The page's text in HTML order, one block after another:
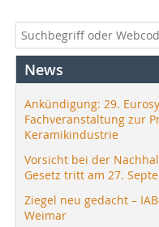
News
Ankündigung: 29.
Fachveranstaltung zur
Keramikindustrie
Vorsicht bei der
Gesetz tritt am 27.
Ziegel neu gedacht –
Weimar